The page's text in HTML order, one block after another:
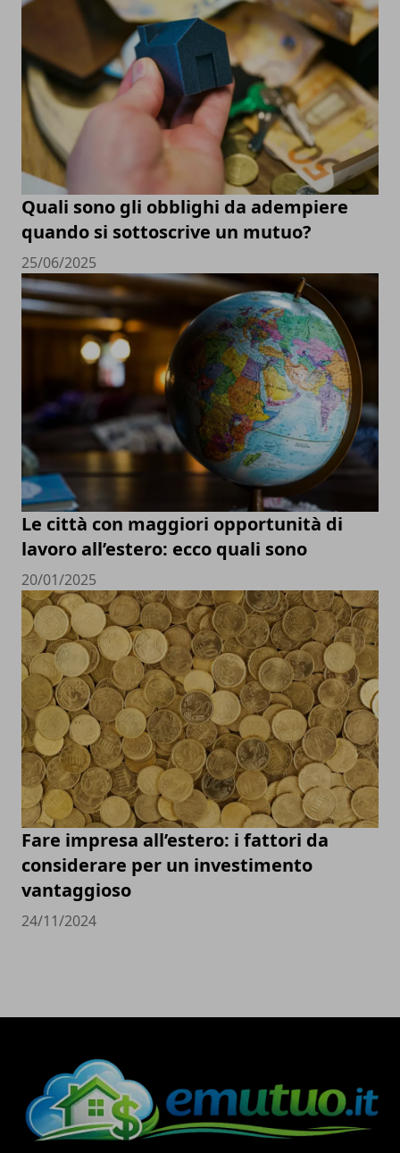
Quali sono gli obblighi da adempiere
quando si sottoscrive un mutuo?
25/06/2025
Le città con maggiori opportunità di
lavoro all’estero: ecco quali sono
20/01/2025
Fare impresa all’estero: i fattori da
considerare per un investimento
vantaggioso
24/11/2024